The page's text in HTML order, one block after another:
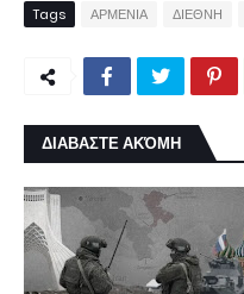
Tags ΑΡΜΕΝΙΑ ΔΙΕΘΝΗ
ΔΙΑΒΑΣΤΕ ΑΚΌΜΗ